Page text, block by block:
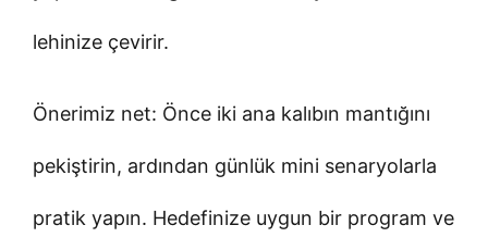
lehinize çevirir.
Önerimiz net: Önce iki ana kalıbın mantığını
pekiştirin, ardından günlük mini senaryolarla
pratik yapın. Hedefinize uygun bir program ve